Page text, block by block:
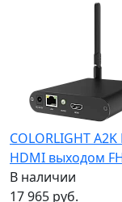
COLORLIGHT
HDMI выходом
В наличии
17 965 руб.